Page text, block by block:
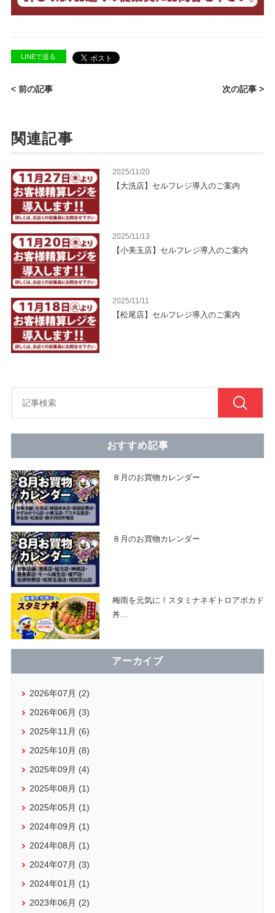
LINEで送る
< 前の記事 次の記事 >
関連記事
2025/11/20
【大洗店】セルフレジ導入のご案内
2025/11/13
【小美玉店】セルフレジ導入のご案内
2025/11/11
【松尾店】セルフレジ導入のご案内
おすすめ記事
８月のお買物カレンダー
８月のお買物カレンダー
梅雨を元気に！スタミナネギトロアボカド
丼…
アーカイブ
2026年07月 (2)
2026年06月 (3)
2025年11月 (6)
2025年10月 (8)
2025年09月 (4)
2025年08月 (1)
2025年05月 (1)
2024年09月 (1)
2024年08月 (1)
2024年07月 (3)
2024年01月 (1)
2023年06月 (2)